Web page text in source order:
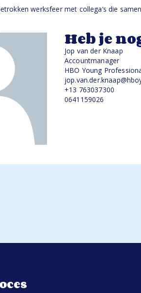
werksfeer met collega’s die
Heb je
Jop van der Knaap
Accountmanager
HBO Young
+13 763037300
0641159026